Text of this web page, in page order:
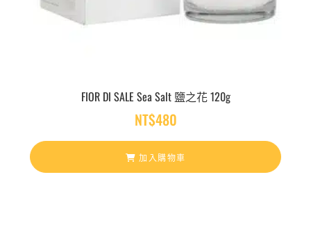
FIOR DI SALE Sea Salt 鹽之花 120g
NT$480
加入購物車